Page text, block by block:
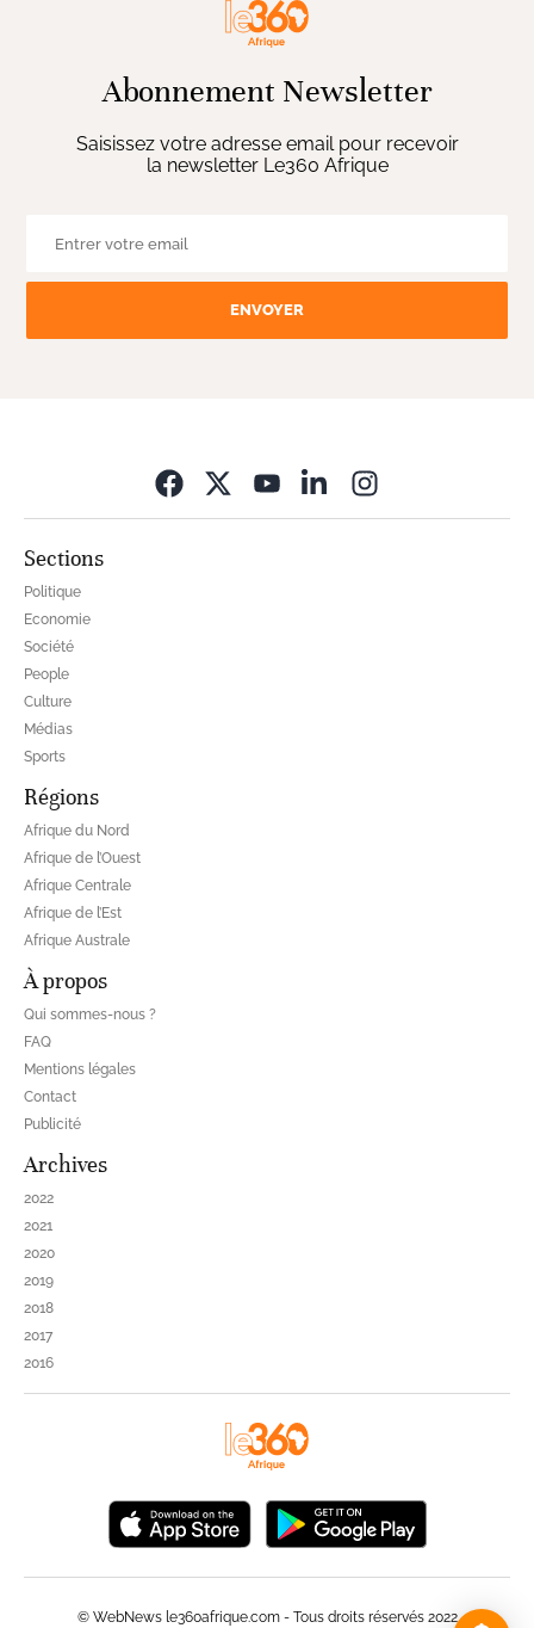
Abonnement Newsletter
Saisissez votre adresse email pour recevoir
la newsletter Le360 Afrique
ENVOYER
Sections
Politique
Economie
Société
People
Culture
Médias
Sports
Régions
Afrique du Nord
Afrique de l’Ouest
Afrique Centrale
Afrique de l’Est
Afrique Australe
À propos
Qui sommes-nous ?
FAQ
Mentions légales
Contact
Publicité
Archives
2022
2021
2020
2019
2018
2017
2016
© WebNews le360afrique.com - Tous droits réservés 2022